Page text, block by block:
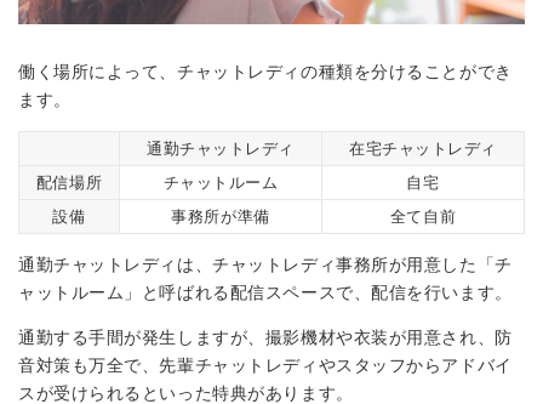
働く場所によって、チャットレディの種類を分けることができ
ます。
通勤チャットレディ
在宅チャットレディ
配信場所
チャットルーム
自宅
設備
事務所が準備 全て自前
通勤チャットレディは、チャットレディ事務所が用意した「チ
ャットルーム」と呼ばれる配信スペースで、配信を行います。
通勤する手間が発生しますが、撮影機材や衣装が用意され、防
音対策も万全で、先輩チャットレディやスタッフからアドバイ
スが受けられるといった特典があります。